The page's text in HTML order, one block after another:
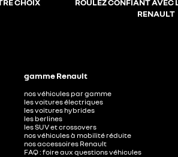
CHOIX
ROULEZ CONFIANT AVEC
RENAULT
gamme Renault
nos véhicules par gamme
les voitures électriques
les voitures hybrides
les berlines
les SUV et crossovers
nos véhicules à mobilité réduite
nos accessoires Renault​
FAQ : foire aux questions véhicules